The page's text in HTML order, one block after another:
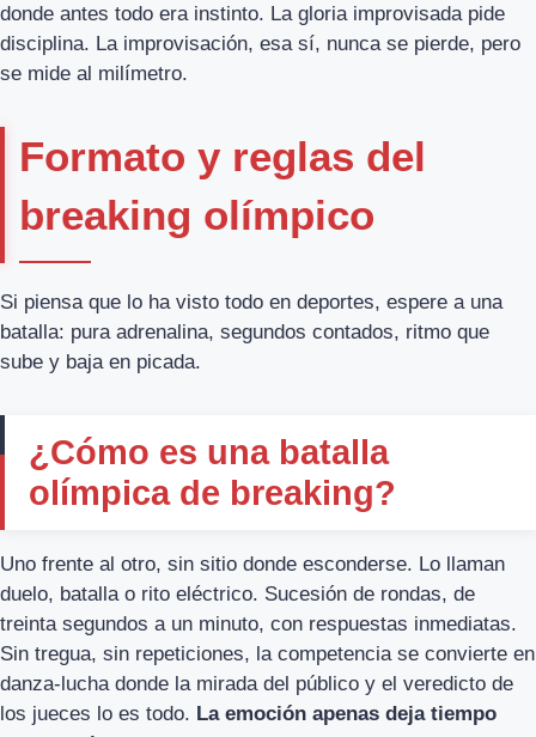
donde antes todo era instinto. La gloria improvisada pide
disciplina. La improvisación, esa sí, nunca se pierde, pero
se mide al milímetro.
Formato y reglas del
breaking olímpico
Si piensa que lo ha visto todo en deportes, espere a una
batalla: pura adrenalina, segundos contados, ritmo que
sube y baja en picada.
¿Cómo es una batalla
olímpica de breaking?
Uno frente al otro, sin sitio donde esconderse. Lo llaman
duelo, batalla o rito eléctrico. Sucesión de rondas, de
treinta segundos a un minuto, con respuestas inmediatas.
Sin tregua, sin repeticiones, la competencia se convierte en
danza-lucha donde la mirada del público y el veredicto de
los jueces lo es todo. La emoción apenas deja tiempo